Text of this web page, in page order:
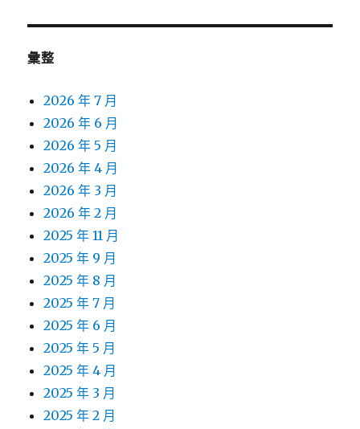
彙整
2026 年 7 月
2026 年 6 月
2026 年 5 月
2026 年 4 月
2026 年 3 月
2026 年 2 月
2025 年 11 月
2025 年 9 月
2025 年 8 月
2025 年 7 月
2025 年 6 月
2025 年 5 月
2025 年 4 月
2025 年 3 月
2025 年 2 月